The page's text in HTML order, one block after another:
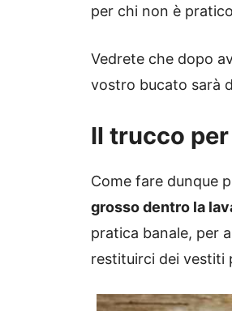
per chi non è
Vedrete che dopo
vostro bucato sarà
Il trucco
Come fare dunque
grosso dentro la
pratica banale, per
restituirci dei vestiti